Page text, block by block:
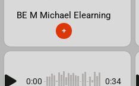
BE M Michael Elearning
+
0:00 0:34